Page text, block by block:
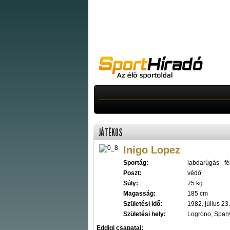
JÁTÉKOS
Inigo Lopez
Sportág:
labdarúgás -
Poszt:
védő
Súly:
75 kg
Magasság:
185 cm
Születési idő:
1982. július 23.
Születési hely:
Logrono,
Eddigi csapatai: